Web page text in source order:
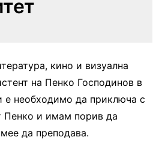
кино и визуална
на Пенко Господинов в
необходимо да приключа с
Пенко и имам порив да
да преподава.